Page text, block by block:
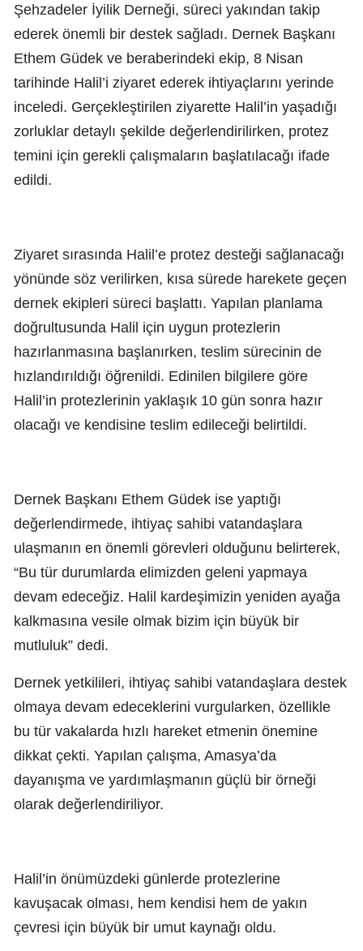
Şehzadeler İyilik Derneği, süreci yakından takip
ederek önemli bir destek sağladı. Dernek Başkanı
Ethem Güdek ve beraberindeki ekip, 8 Nisan
tarihinde Halil’i ziyaret ederek ihtiyaçlarını yerinde
inceledi. Gerçekleştirilen ziyarette Halil’in yaşadığı
zorluklar detaylı şekilde değerlendirilirken, protez
temini için gerekli çalışmaların başlatılacağı ifade
edildi.
Ziyaret sırasında Halil’e protez desteği sağlanacağı
yönünde söz verilirken, kısa sürede harekete geçen
dernek ekipleri süreci başlattı. Yapılan planlama
doğrultusunda Halil için uygun protezlerin
hazırlanmasına başlanırken, teslim sürecinin de
hızlandırıldığı öğrenildi. Edinilen bilgilere göre
Halil’in protezlerinin yaklaşık 10 gün sonra hazır
olacağı ve kendisine teslim edileceği belirtildi.
Dernek Başkanı Ethem Güdek ise yaptığı
değerlendirmede, ihtiyaç sahibi vatandaşlara
ulaşmanın en önemli görevleri olduğunu belirterek,
“Bu tür durumlarda elimizden geleni yapmaya
devam edeceğiz. Halil kardeşimizin yeniden ayağa
kalkmasına vesile olmak bizim için büyük bir
mutluluk” dedi.
Dernek yetkilileri, ihtiyaç sahibi vatandaşlara destek
olmaya devam edeceklerini vurgularken, özellikle
bu tür vakalarda hızlı hareket etmenin önemine
dikkat çekti. Yapılan çalışma, Amasya’da
dayanışma ve yardımlaşmanın güçlü bir örneği
olarak değerlendiriliyor.
Halil’in önümüzdeki günlerde protezlerine
kavuşacak olması, hem kendisi hem de yakın
çevresi için büyük bir umut kaynağı oldu.